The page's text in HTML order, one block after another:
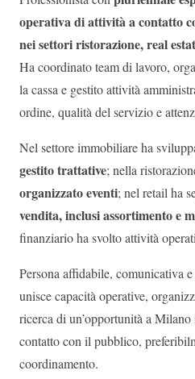
operativa di attività a contatto
nei settori ristorazione, real
Ha coordinato team di lavoro,
la cassa e gestito attività
ordine, qualità del servizio e
Nel settore immobiliare ha
gestito trattative; nella
organizzato eventi; nel retail ha
vendita, inclusi assortimento e
finanziario ha svolto attività
Persona affidabile, comunicativa e
unisce capacità operative,
ricerca di un’opportunità a
contatto con il pubblico,
coordinamento.